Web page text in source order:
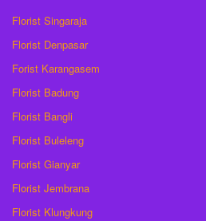
Florist Singaraja
Florist Denpasar
Forist Karangasem
Florist Badung
Florist Bangli
Florist Buleleng
Florist Gianyar
Florist Jembrana
Florist Klungkung